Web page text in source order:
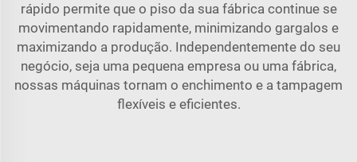
rápido permite que o piso da sua fábrica continue se
movimentando rapidamente, minimizando gargalos e
maximizando a produção. Independentemente do seu
negócio, seja uma pequena empresa ou uma fábrica,
nossas máquinas tornam o enchimento e a tampagem
flexíveis e eficientes.